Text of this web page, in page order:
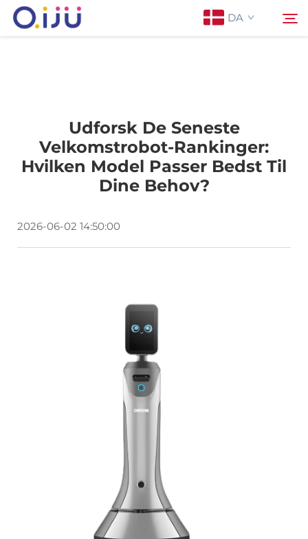
DA
Produkter
Sag
Udforsk De Seneste
Velkomstrobot-Rankinger:
Hvilken Model Passer Bedst Til
Dine Behov?
2026-06-02 14:50:00